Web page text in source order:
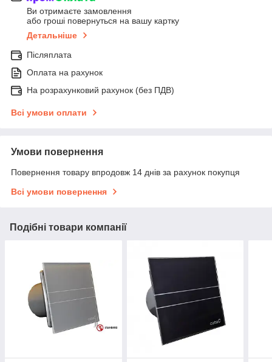
Ви отримаєте замовлення
або гроші повернуться на вашу картку
Детальніше
Післяплата
Оплата на рахунок
На розрахунковий рахунок (без ПДВ)
Всі умови оплати
Умови повернення
Повернення товару впродовж 14 днів за рахунок покупця
Всі умови повернення
Подібні товари компанії